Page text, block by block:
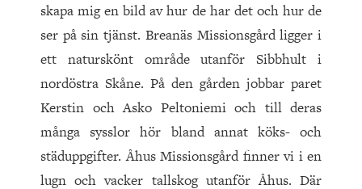
skapa mig en bild av hur de har det och hur de
ser på sin tjänst. Breanäs Missionsgård ligger i
ett naturskönt område utanför Sibbhult i
nordöstra Skåne. På den gården jobbar paret
Kerstin och Asko Peltoniemi och till deras
många sysslor hör bland annat köks- och
städuppgifter. Åhus Missionsgård finner vi i en
lugn och vacker tallskog utanför Åhus. Där